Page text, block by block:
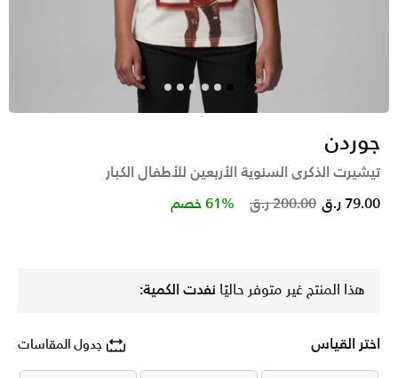
جوردن
تيشيرت الذكرى السنوية الأربعين للأطفال الكبار
Price reduced from
200.00 ر.ق to 79.00 ر.ق 61% خصم
هذا المنتج غير متوفر حاليًا نفدت الكمية:
اختر القياس جدول المقاسات